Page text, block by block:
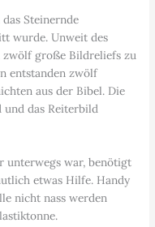
Steinernde
wurde. Unweit des
zwölf große Bildreliefs zu
entstanden zwölf
aus der Bibel. Die
und das Reiterbild
unterwegs war, benötigt
etwas Hilfe. Handy
nicht nass werden